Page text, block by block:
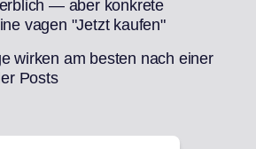
— aber konkrete
vagen "Jetzt kaufen"
wirken am besten nach einer
Posts